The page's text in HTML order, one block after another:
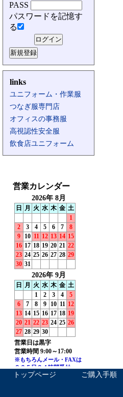
PASS
パスワードを記憶す
る
links
ユニフォーム・作業服
つなぎ服専門店
オフィスの事務服
高視認性安全服
飲食店ユニフォーム
トップページ ご購入手順